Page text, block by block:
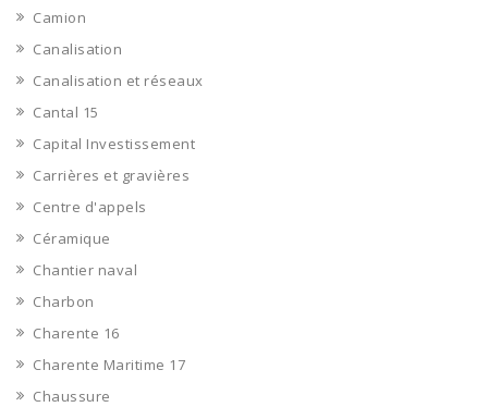
Camion
Canalisation
Canalisation et réseaux
Cantal 15
Capital Investissement
Carrières et gravières
Centre d'appels
Céramique
Chantier naval
Charbon
Charente 16
Charente Maritime 17
Chaussure